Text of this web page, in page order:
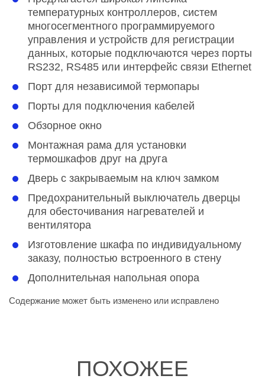
температурных контроллеров, систем
многосегментного программируемого
управления и устройств для регистрации
данных, которые подключаются через порты
RS232, RS485 или интерфейс связи Ethernet
Порт для независимой термопары
Порты для подключения кабелей
Обзорное окно
Монтажная рама для установки
термошкафов друг на друга
Дверь с закрываемым на ключ замком
Предохранительный выключатель дверцы
для обесточивания нагревателей и
вентилятора
Изготовление шкафа по индивидуальному
заказу, полностью встроенного в стену
Дополнительная напольная опора
Содержание может быть изменено или исправлено
ПОХОЖЕЕ